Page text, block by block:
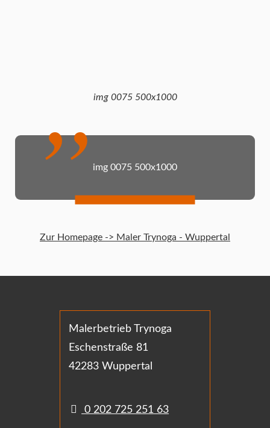
img 0075 500x1000
img 0075 500x1000
Zur Homepage -> Maler Trynoga - Wuppertal
Malerbetrieb Trynoga
Eschenstraße 81
42283 Wuppertal
0 202 725 251 63